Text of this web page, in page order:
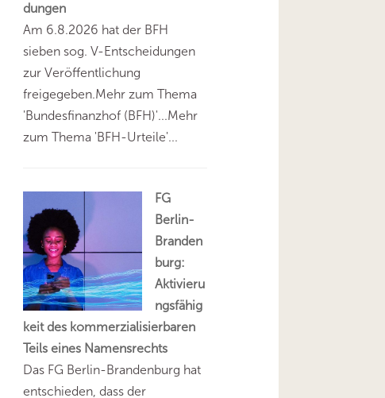
dungen
Am 6.8.2026 hat der BFH
sieben sog. V-Entscheidungen
zur Veröffentlichung
freigegeben.Mehr zum Thema
'Bundesfinanzhof (BFH)'...Mehr
zum Thema 'BFH-Urteile'...
FG
Berlin-
Branden
burg:
Aktivieru
ngsfähig
keit des kommerzialisierbaren
Teils eines Namensrechts
Das FG Berlin-Brandenburg hat
entschieden, dass der